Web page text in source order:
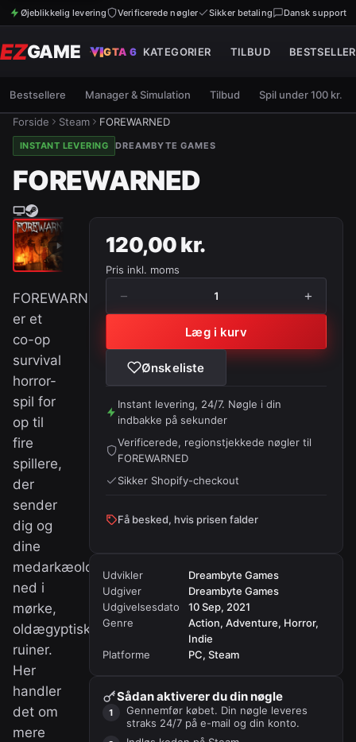
Øjeblikkelig levering Verificerede nøgler Sikker betaling Dansk support
EZGAME GTA 6 KATEGORIER TILBUD
Bestsellere Manager & Simulation Tilbud Spil under 100 kr.
Forside Steam FOREWARNED
INSTANT LEVERING DREAMBYTE GAMES
FOREWARNED
FOREWARNED
er et
co-op
survival
horror-
spil for
op til
fire
spillere,
der
sender
dig og
dine
medarkæologer
ned i
mørke,
oldægyptiske
ruiner.
Her
handler
det om
mere
120,00 kr.
Pris inkl. moms
− 1 +
Læg i kurv
Ønskeliste
Instant levering, 24/7. Nøgle i din
indbakke på sekunder
Verificerede, regionstjekkede nøgler til
FOREWARNED
Sikker Shopify-checkout
Få besked, hvis prisen falder
Udvikler
Dreambyte Games
Udgiver
Dreambyte Games
Udgivelsesdato
10 Sep, 2021
Genre
Action, Adventure, Horror,
Indie
Platforme
PC, Steam
Sådan aktiverer du din nøgle
Gennemfør købet. Din nøgle leveres
straks 24/7 på e-mail og din konto.